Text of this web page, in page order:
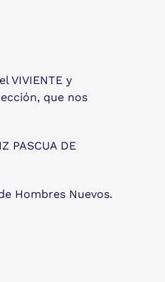
VIVIENTE y
que nos
PASCUA DE
Hombres Nuevos.